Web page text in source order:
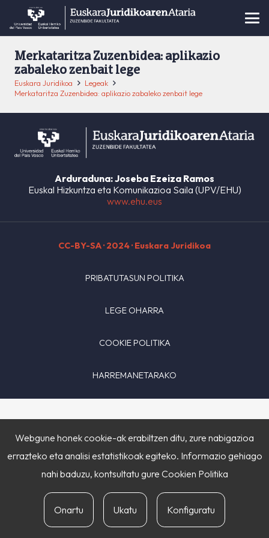
Merkataritza Zuzenbidea: aplikazio
zabaleko zenbait lege
Euskara Juridikoa
Legeak
Merkataritza Zuzenbidea: aplikazio zabaleko zenbait lege
Arduraduna: Joseba Ezeiza Ramos
Euskal Hizkuntza eta Komunikazioa Saila (UPV/EHU)
www.ehu.eus
CC-BY-SA· 2024 · Euskara Juridikoa
PRIBATUTASUN POLITIKA
LEGE OHARRA
COOKIE POLITIKA
HARREMANETARAKO
Webgune honek cookie-ak erabiltzen ditu, zure nabigazioa
errazteko eta analisi estatistikoak egiteko. Informazio gehiago
nahi baduzu, kontsultatu gure Cookien Politika
Onartu Ukatu Konfiguratu